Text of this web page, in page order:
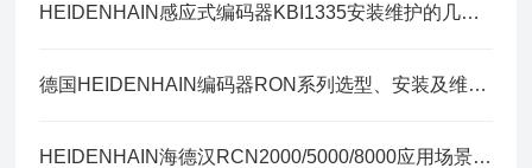
HEIDENHAIN感应式编码器KBI1335安装维护的几点建议
德国HEIDENHAIN编码器RON系列选型、安装及维护指南
HEIDENHAIN海德汉RCN2000/5000/8000应用场景与选型指南